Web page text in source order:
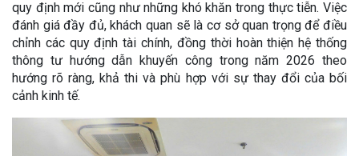
quy định mới cũng như những khó khăn trong thực tiễn. Việc
đánh giá đầy đủ, khách quan sẽ là cơ sở quan trọng để điều
chỉnh các quy định tài chính, đồng thời hoàn thiện hệ thống
thông tư hướng dẫn khuyến công trong năm 2026 theo
hướng rõ ràng, khả thi và phù hợp với sự thay đổi của bối
cảnh kinh tế.